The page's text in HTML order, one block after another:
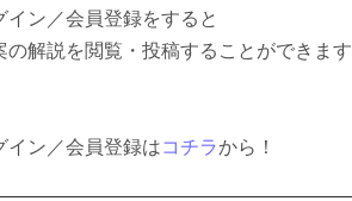
イン／会員登録をすると
の解説を閲覧・投稿することができます
イン／会員登録はコチラから！